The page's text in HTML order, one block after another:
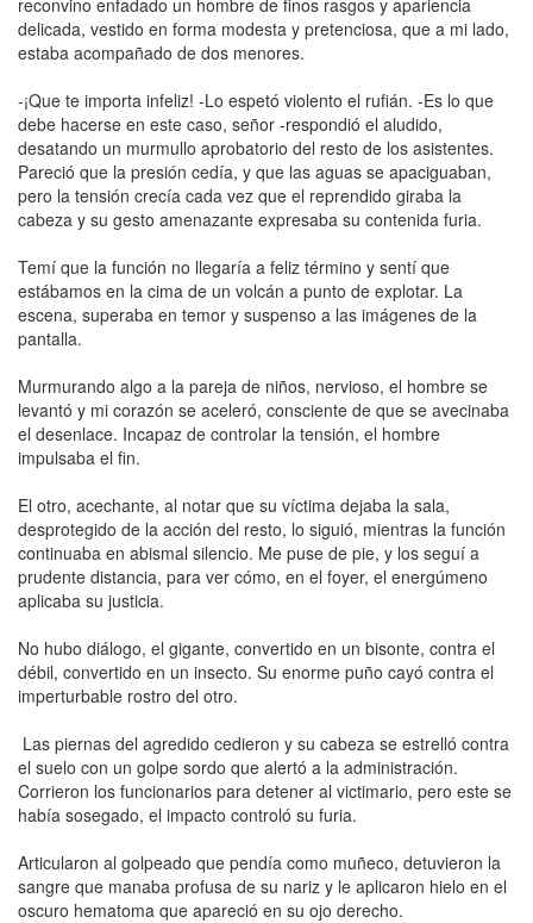
delicada, vestido en forma modesta y pretenciosa, que a mi lado,
estaba acompañado de dos menores.
-¡Que te importa infeliz! -Lo espetó violento el rufián. -Es lo que
debe hacerse en este caso, señor -respondió el aludido,
desatando un murmullo aprobatorio del resto de los asistentes.
Pareció que la presión cedía, y que las aguas se apaciguaban,
pero la tensión crecía cada vez que el reprendido giraba la
cabeza y su gesto amenazante expresaba su contenida furia.
Temí que la función no llegaría a feliz término y sentí que
estábamos en la cima de un volcán a punto de explotar. La
escena, superaba en temor y suspenso a las imágenes de la
pantalla.
Murmurando algo a la pareja de niños, nervioso, el hombre se
levantó y mi corazón se aceleró, consciente de que se avecinaba
el desenlace. Incapaz de controlar la tensión, el hombre
impulsaba el fin.
El otro, acechante, al notar que su víctima dejaba la sala,
desprotegido de la acción del resto, lo siguió, mientras la función
continuaba en abismal silencio. Me puse de pie, y los seguí a
prudente distancia, para ver cómo, en el foyer, el energúmeno
aplicaba su justicia.
No hubo diálogo, el gigante, convertido en un bisonte, contra el
débil, convertido en un insecto. Su enorme puño cayó contra el
imperturbable rostro del otro.
Las piernas del agredido cedieron y su cabeza se estrelló contra
el suelo con un golpe sordo que alertó a la administración.
Corrieron los funcionarios para detener al victimario, pero este se
había sosegado, el impacto controló su furia.
Articularon al golpeado que pendía como muñeco, detuvieron la
sangre que manaba profusa de su nariz y le aplicaron hielo en el
oscuro hematoma que apareció en su ojo derecho.